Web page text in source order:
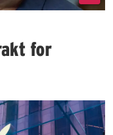
for